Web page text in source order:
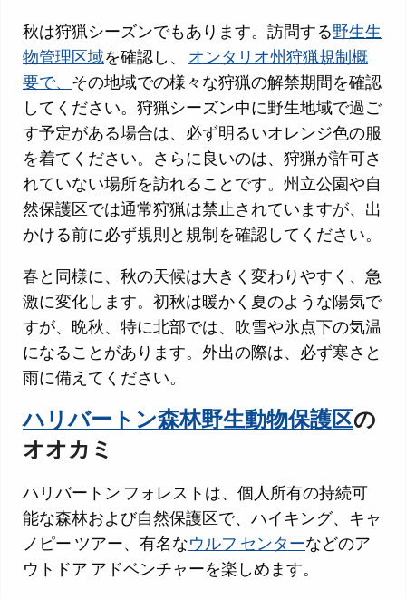
秋は狩猟シーズンでもあります。訪問する野生生
物管理区域を確認し、 オンタリオ州狩猟規制概
要で、 その地域での様々な狩猟の解禁期間を確認
してください。狩猟シーズン中に野生地域で過ご
す予定がある場合は、必ず明るいオレンジ色の服
を着てください。さらに良いのは、狩猟が許可さ
れていない場所を訪れることです。州立公園や自
然保護区では通常狩猟は禁止されていますが、出
かける前に必ず規則と規制を確認してください。
春と同様に、秋の天候は大きく変わりやすく、急
激に変化します。初秋は暖かく夏のような陽気で
すが、晩秋、特に北部では、吹雪や氷点下の気温
になることがあります。外出の際は、必ず寒さと
雨に備えてください。
ハリバートン森林野生動物保護区の
オオカミ
ハリバートン フォレストは、個人所有の持続可
能な森林および自然保護区で、ハイキング、キャ
ノピー ツアー、有名なウルフ センターなどのア
ウトドア アドベンチャーを楽しめます。